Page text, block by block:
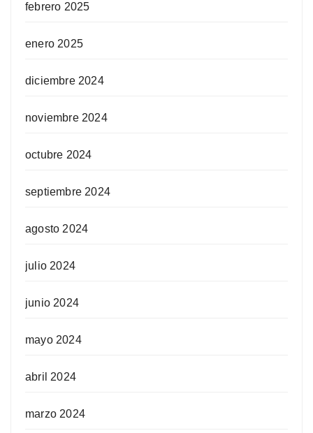
febrero 2025
enero 2025
diciembre 2024
noviembre 2024
octubre 2024
septiembre 2024
agosto 2024
julio 2024
junio 2024
mayo 2024
abril 2024
marzo 2024